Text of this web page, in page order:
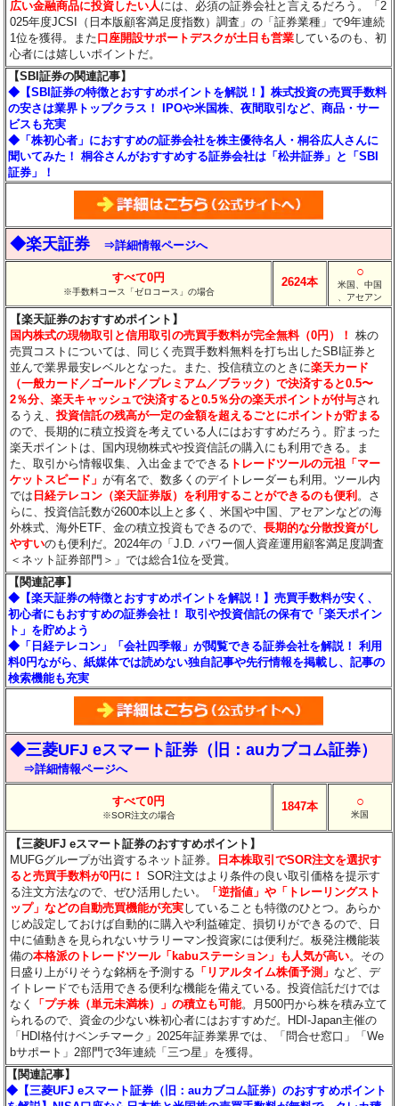
広い金融商品に投資したい人には、必須の証券会社と言えるだろう。「2
025年度JCSI（日本版顧客満足度指数）調査」の「証券業種」で9年連続
1位を獲得。また口座開設サポートデスクが土日も営業しているのも、初
心者には嬉しいポイントだ。
【SBI証券の関連記事】
◆【SBI証券の特徴とおすすめポイントを解説！】株式投資の売買手数料
の安さは業界トップクラス！ IPOや米国株、夜間取引など、商品・サー
ビスも充実
◆「株初心者」におすすめの証券会社を株主優待名人・桐谷広人さんに
聞いてみた！ 桐谷さんがおすすめする証券会社は「松井証券」と「SBI
証券」！
◆楽天証券 ⇒詳細情報ページへ
すべて0円
※手数料コース「ゼロコース」の場合
2624本
○
米国、中国
、アセアン
【楽天証券のおすすめポイント】
国内株式の現物取引と信用取引の売買手数料が完全無料（0円）！ 株の
売買コストについては、同じく売買手数料無料を打ち出したSBI証券と
並んで業界最安レベルとなった。また、投信積立のときに楽天カード
（一般カード／ゴールド／プレミアム／ブラック）で決済すると0.5〜
2％分、楽天キャッシュで決済すると0.5％分の楽天ポイントが付与され
るうえ、投資信託の残高が一定の金額を超えるごとにポイントが貯まる
ので、長期的に積立投資を考えている人にはおすすめだろう。貯まった
楽天ポイントは、国内現物株式や投資信託の購入にも利用できる。ま
た、取引から情報収集、入出金までできる トレードツールの元祖「マー
ケットスピード」が有名で、数多くのデイトレーダーも利用。ツール内
では 日経テレコン（楽天証券版）を利用することができるのも便利 。さ
らに、投資信託数が2600本以上と多く、米国や中国、アセアンなどの海
外株式、海外ETF、金の積立投資もできるので、長期的な分散投資がし
やすいのも便利だ。2024年の「J.D. パワー個人資産運用顧客満足度調査
＜ネット証券部門＞」では総合1位を受賞。
【関連記事】
◆【楽天証券の特徴とおすすめポイントを解説！】売買手数料が安く、
初心者にもおすすめの証券会社！ 取引や投資信託の保有で「楽天ポイン
ト」を貯めよう
◆「日経テレコン」「会社四季報」が閲覧できる証券会社を解説！ 利用
料0円ながら、紙媒体では読めない独自記事や先行情報を掲載し、記事の
検索機能も充実
◆三菱UFJ eスマート証券（旧：auカブコム証券）
⇒詳細情報ページへ
すべて0円
※SOR注文の場合
1847本 ○
米国
【三菱UFJ eスマート証券のおすすめポイント】
MUFGグループが出資するネット証券。
日本株取引でSOR注文を選択す
ると売買手数料が0円に！ SOR注文はより条件の良い取引価格を提示す
る注文方法なので、ぜひ活用したい。
「逆指値」や「トレーリングスト
ップ」などの自動売買機能が充実していることも特徴のひとつ。あらか
じめ設定しておけば自動的に購入や利益確定、損切りができるので、日
中に値動きを見られないサラリーマン投資家には便利だ。板発注機能装
備の本格派のトレードツール「kabuステーション」も人気が高い。その
日盛り上がりそうな銘柄を予測する 「リアルタイム株価予測」 など、デ
イトレードでも活用できる便利な機能を備えている。投資信託だけでは
なく
「プチ株（単元未満株）」の積立も可能。月500円から株を積み立て
られるので、資金の少ない株初心者にはおすすめだ。HDI-Japan主催の
「HDI格付けベンチマーク」2025年証券業界では、「問合せ窓口」「We
bサポート」2部門で3年連続「三つ星」を獲得。
【関連記事】
◆【三菱UFJ eスマート証券（旧：auカブコム証券）のおすすめポイント